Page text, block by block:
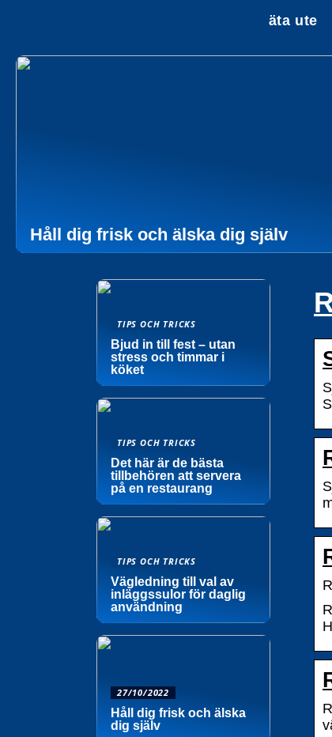
äta ute
Håll dig frisk och älska dig själv
TIPS OCH TRICKS
Bjud in till fest – utan
stress och timmar i
köket
TIPS OCH TRICKS
Det här är de bästa
tillbehören att servera
på en restaurang
TIPS OCH TRICKS
Vägledning till val av
inläggssulor för daglig
användning
27/10/2022
Håll dig frisk och älska
dig själv